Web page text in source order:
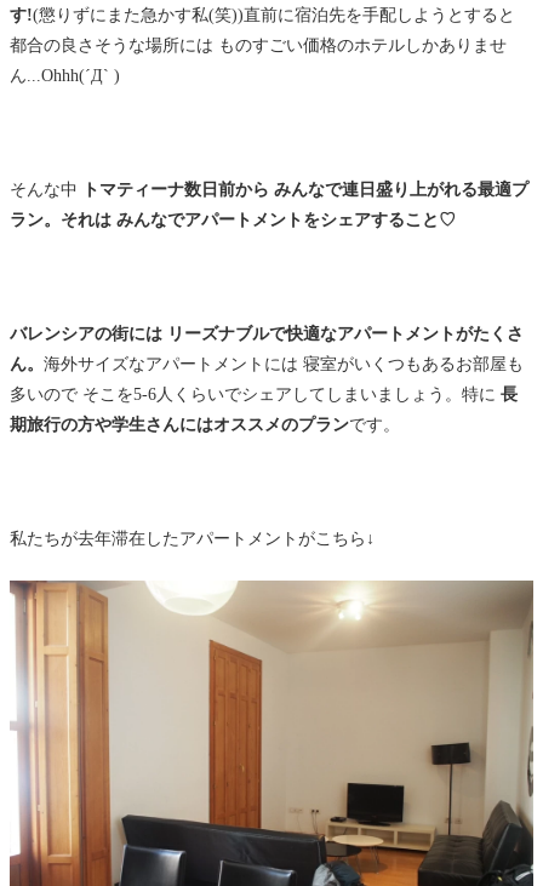
す!(懲りずにまた急かす私(笑))直前に宿泊先を手配しようとすると
都合の良さそうな場所には ものすごい価格のホテルしかありませ
ん...Ohhh(´Д` )
そんな中
トマティーナ数日前から みんなで連日盛り上がれる最適プ
ラン。それは みんなでアパートメントをシェアすること♡
バレンシアの街には リーズナブルで快適なアパートメントがたくさ
ん。 海外サイズなアパートメントには 寝室がいくつもあるお部屋も
多いので そこを5-6人くらいでシェアしてしまいましょう。特に 長
期旅行の方や学生さんにはオススメのプランです。
私たちが去年滞在したアパートメントがこちら↓